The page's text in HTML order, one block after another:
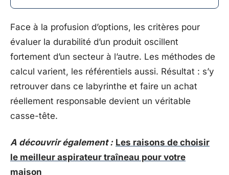
Face à la profusion d’options, les critères pour
évaluer la durabilité d’un produit oscillent
fortement d’un secteur à l’autre. Les méthodes de
calcul varient, les référentiels aussi. Résultat : s’y
retrouver dans ce labyrinthe et faire un achat
réellement responsable devient un véritable
casse-tête.
A découvrir également : Les raisons de choisir
le meilleur aspirateur traîneau pour votre
maison